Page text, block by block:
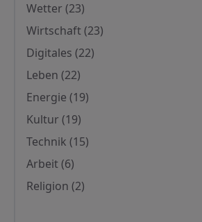
Wetter (23)
Wirtschaft(23)
Digitales (22)
Leben (22)
Energie (19)
Kultur (19)
Technik (15)
Arbeit(6)
Religion (2)